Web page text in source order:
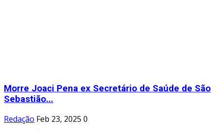
Morre Joaci Pena ex Secretário de Saúde de São
Sebastião...
Redação Feb 23, 2025 0